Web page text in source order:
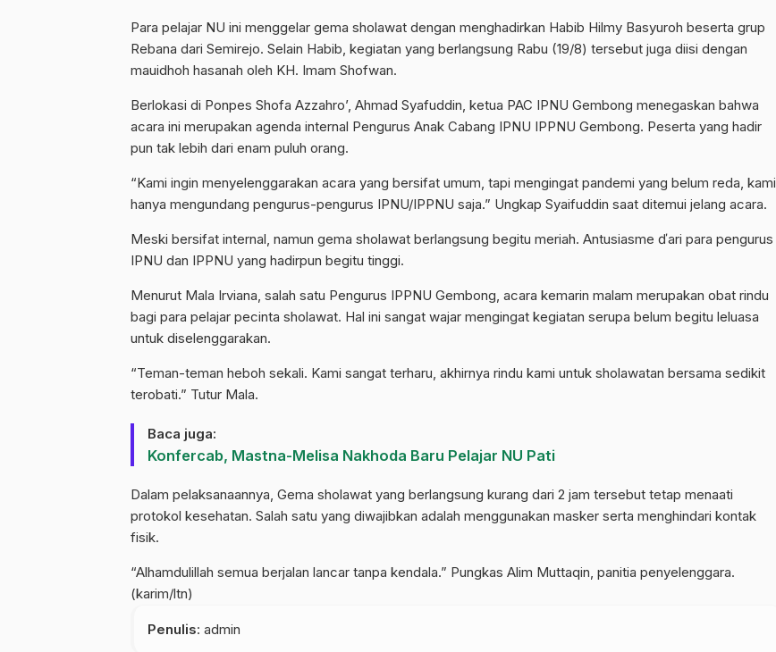
Para pelajar NU ini menggelar gema sholawat dengan menghadirkan Habib Hilmy Basyuroh beserta grup
Rebana dari Semirejo. Selain Habib, kegiatan yang berlangsung Rabu (19/8) tersebut juga diisi dengan
mauidhoh hasanah oleh KH. Imam Shofwan.
Berlokasi di Ponpes Shofa Azzahro’, Ahmad Syafuddin, ketua PAC IPNU Gembong menegaskan bahwa
acara ini merupakan agenda internal Pengurus Anak Cabang IPNU IPPNU Gembong. Peserta yang hadir
pun tak lebih dari enam puluh orang.
“Kami ingin menyelenggarakan acara yang bersifat umum, tapi mengingat pandemi yang belum reda, kami
hanya mengundang pengurus-pengurus IPNU/IPPNU saja.” Ungkap Syaifuddin saat ditemui jelang acara.
Meski bersifat internal, namun gema sholawat berlangsung begitu meriah. Antusiasme ďari para pengurus
IPNU dan IPPNU yang hadirpun begitu tinggi.
Menurut Mala Irviana, salah satu Pengurus IPPNU Gembong, acara kemarin malam merupakan obat rindu
bagi para pelajar pecinta sholawat. Hal ini sangat wajar mengingat kegiatan serupa belum begitu leluasa
untuk diselenggarakan.
“Teman-teman heboh sekali. Kami sangat terharu, akhirnya rindu kami untuk sholawatan bersama sedikit
terobati.” Tutur Mala.
Baca juga:
Konfercab, Mastna-Melisa Nakhoda Baru Pelajar NU Pati
Dalam pelaksanaannya, Gema sholawat yang berlangsung kurang dari 2 jam tersebut tetap menaati
protokol kesehatan. Salah satu yang diwajibkan adalah menggunakan masker serta menghindari kontak
fisik.
“Alhamdulillah semua berjalan lancar tanpa kendala.” Pungkas Alim Muttaqin, panitia penyelenggara.
(karim/ltn)
Penulis: admin